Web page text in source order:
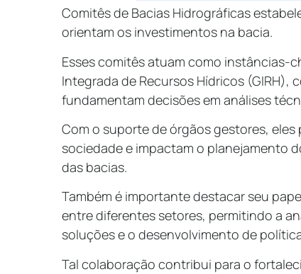
Comitês de Bacias Hidrográficas
orientam os investimentos na bacia.
Esses comitês atuam como instâncias-
Integrada de Recursos Hídricos (GIRH),
fundamentam decisões em análises
Com o suporte de órgãos gestores,
sociedade e impactam o planejamento
das bacias.
Também é importante destacar seu
entre diferentes setores, permitindo a
soluções e o desenvolvimento de
Tal colaboração contribui para o